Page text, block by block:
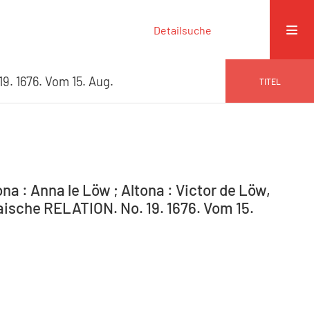
Detailsuche
1676. Vom 15. Aug. TITEL
: Anna le Löw ; Altona : Victor de Löw,
RELATION. No. 19. 1676. Vom 15.